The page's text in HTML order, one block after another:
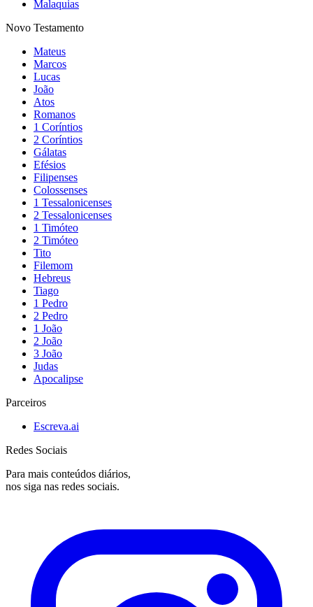
Malaquias
Novo Testamento
Mateus
Marcos
Lucas
João
Atos
Romanos
1 Coríntios
2 Coríntios
Gálatas
Efésios
Filipenses
Colossenses
1 Tessalonicenses
2 Tessalonicenses
1 Timóteo
2 Timóteo
Tito
Filemom
Hebreus
Tiago
1 Pedro
2 Pedro
1 João
2 João
3 João
Judas
Apocalipse
Parceiros
Escreva.ai
Redes Sociais
Para mais conteúdos diários,
nos siga nas redes sociais.